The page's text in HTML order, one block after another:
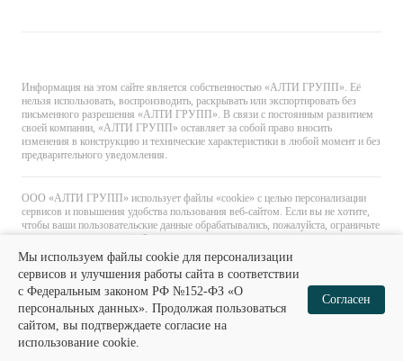
Информация на этом сайте является собственностью «АЛТИ ГРУПП». Её
нельзя использовать, воспроизводить, раскрывать или экспортировать без
письменного разрешения «АЛТИ ГРУПП». В связи с постоянным развитием
своей компании, «АЛТИ ГРУПП» оставляет за собой право вносить
изменения в конструкцию и технические характеристики в любой момент и без
предварительного уведомления.
ООО «АЛТИ ГРУПП» использует файлы «cookie» с целью персонализации
сервисов и повышения удобства пользования веб-сайтом. Если вы не хотите,
чтобы ваши пользовательские данные обрабатывались, пожалуйста, ограничьте
их использование в своём браузере.
Мы используем файлы cookie для персонализации
сервисов и улучшения работы сайта в соответствии
с Федеральным законом РФ №152-ФЗ «О
персональных данных». Продолжая пользоваться
сайтом, вы подтверждаете согласие на
использование cookie.
Согласен
Главная Каталог